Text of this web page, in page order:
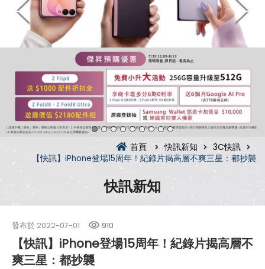
首頁 快訊新知
3C快訊
【快訊】iPhone登場15周年！紀錄片揭高層不爽三星：都抄襲
快訊新知
發布於 2022-07-01 910
【快訊】iPhone登場15周年！紀錄片揭高層不
爽三星：都抄襲